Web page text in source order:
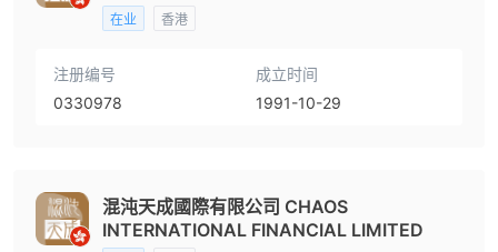
在业 香港
注册编号
0330978
成立时间
1991-10-29
混沌天成國際有限公司 CHAOS
INTERNATIONAL FINANCIAL LIMITED